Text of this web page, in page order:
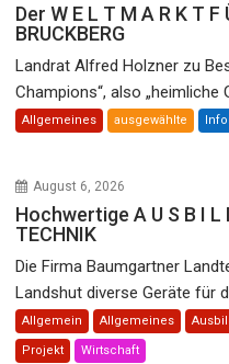
Der W E L T M A R K T F
BRUCKBERG
Landrat Alfred Holzner zu
Champions“, also „heimliche
Allgemeines ausgewählte
August 6, 2026
Hochwertige A U S B I
TECHNIK
Die Firma Baumgartner
Landshut diverse Geräte für
Allgemein Allgemeines
Projekt Wirtschaft